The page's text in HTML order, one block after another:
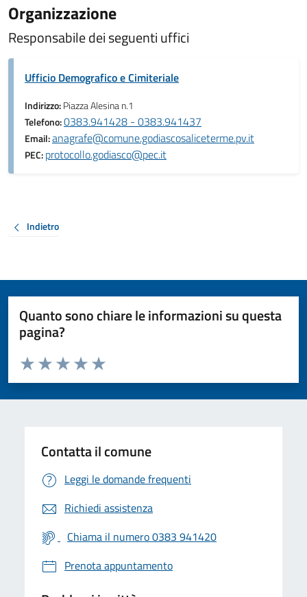
Organizzazione
Responsabile dei seguenti uffici
Ufficio Demografico e Cimiteriale
Indirizzo:Piazza Alesina n.1
Telefono:0383.941428 - 0383.941437
Email:anagrafe@comune.godiascosaliceterme.pv.it
PEC:protocollo.godiasco@pec.it
Indietro
Quanto sono chiare le informazioni su questa
pagina?
Valuta da 1 a 5 stelle la pagina
Valuta 5 stelle su 5
Valuta 4 stelle su 5
Valuta 3 stelle su 5
Valuta 2 stelle su 5
Valuta 1 stelle su 5
Contatta il comune
Leggi le domande frequenti
Richiedi assistenza
Chiama il numero 0383 941420
Prenota appuntamento